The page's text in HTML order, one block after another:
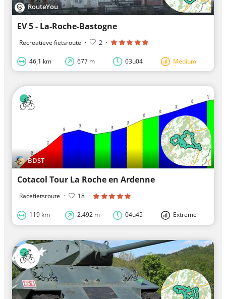
RouteYou
EV 5 - La-Roche-Bastogne
Recreatieve fietsroute · 2 ·
46,1 km 677 m 03u04 Medium
BDST
Cotacol Tour La Roche en Ardenne
Racefietsroute · 18 ·
119 km 2.492 m 04u45 Extreme